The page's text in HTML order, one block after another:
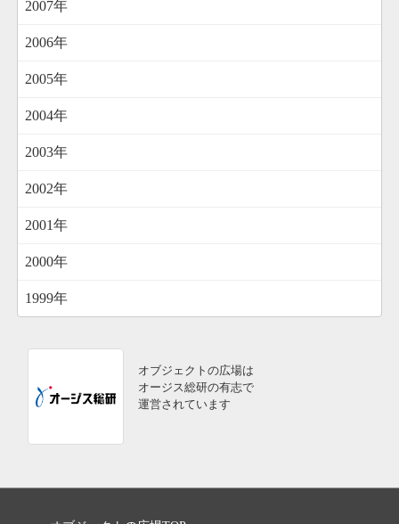
2007年
2006年
2005年
2004年
2003年
2002年
2001年
2000年
1999年
オブジェクトの広場は
オージス総研の有志で
運営されています